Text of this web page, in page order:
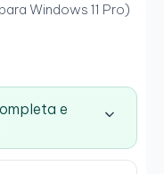
Windows 11 Pro)
e